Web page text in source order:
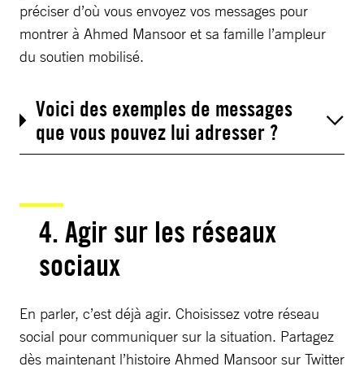
préciser d’où vous envoyez vos messages pour
montrer à Ahmed Mansoor et sa famille l’ampleur
du soutien mobilisé.
Voici des exemples de messages
que vous pouvez lui adresser ?
4. Agir sur les réseaux
sociaux
En parler, c’est déjà agir. Choisissez votre réseau
social pour communiquer sur la situation. Partagez
dès maintenant l’histoire Ahmed Mansoor sur Twitter